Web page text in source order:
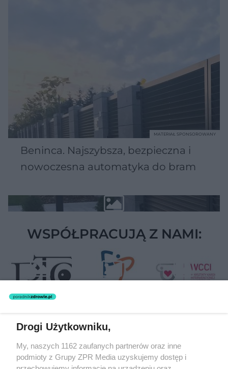
Beninca. Najszybsza, bezpieczna i
nowoczesna automatyka do bram
MATERIAŁ SPONSOROWANY
WSPÓŁPRACUJĄ Z NAMI:
Żaden utwór zamieszczony w serwisie nie może być powielany i
rozpowszechniany lub dalej rozpowszechniany w jakikolwiek sposób
(w tym także elektroniczny lub mechaniczny) na jakimkolwiek polu
eksploatacji w jakiejkolwiek formie, włącznie z umieszczaniem w
Drogi Użytkowniku,
My, naszych 1162 zaufanych partnerów oraz inne
podmioty z Grupy ZPR Media uzyskujemy dostęp i